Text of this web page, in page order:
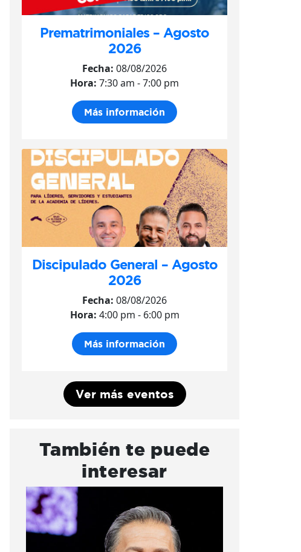
Prematrimoniales – Agosto
2026
Fecha: 08/08/2026
Hora: 7:30 am - 7:00 pm
Más información
Discipulado General – Agosto
2026
Fecha: 08/08/2026
Hora: 4:00 pm - 6:00 pm
Más información
Ver más eventos
También te puede
interesar